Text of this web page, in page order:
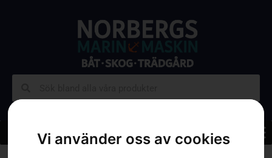
Vi använder oss av cookies